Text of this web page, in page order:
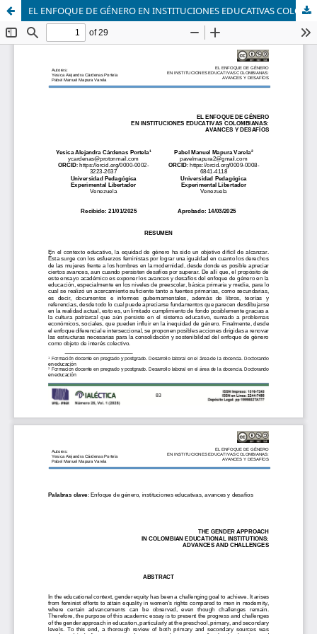
EL ENFOQUE DE GÉNERO EN INSTITUCIONES EDUCATIVAS COLOMBIANAS: AVANCES Y DESAFÍOS